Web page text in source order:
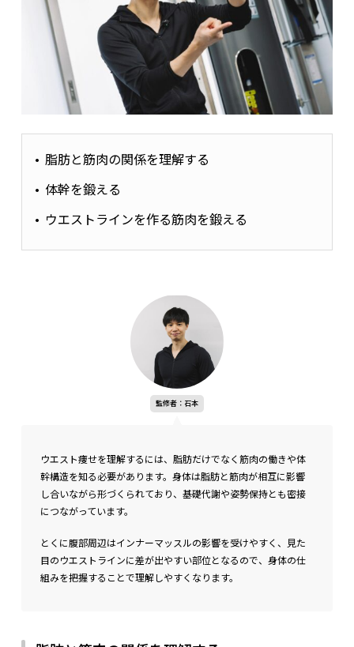
脂肪と筋肉の関係を理解する
体幹を鍛える
ウエストラインを作る筋肉を鍛える
監修者：石本
ウエスト痩せを理解するには、脂肪だけでなく筋肉の働きや体
幹構造を知る必要があります。身体は脂肪と筋肉が相互に影響
し合いながら形づくられており、基礎代謝や姿勢保持とも密接
につながっています。
とくに腹部周辺はインナーマッスルの影響を受けやすく、見た
目のウエストラインに差が出やすい部位となるので、身体の仕
組みを把握することで理解しやすくなります。